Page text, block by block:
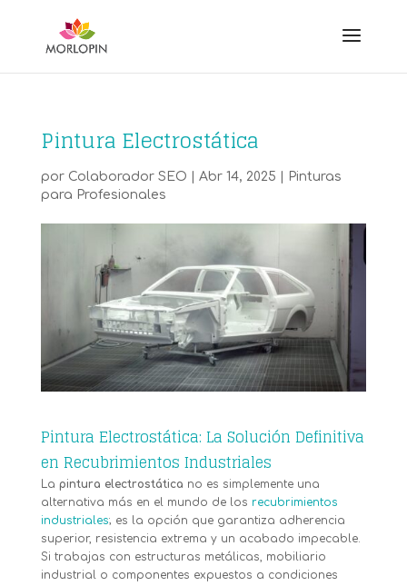
Pintura Electrostática
por Colaborador SEO Abr 14, 2025
Pinturas
para Profesionales
Pintura Electrostática: La Solución Definitiva
en Recubrimientos Industriales
La pintura electrostática no es simplemente una
alternativa más en el mundo de los recubrimientos
industriales; es la opción que garantiza adherencia
superior, resistencia extrema y un acabado impecable.
Si trabajas con estructuras metálicas, mobiliario
industrial o componentes expuestos a condiciones